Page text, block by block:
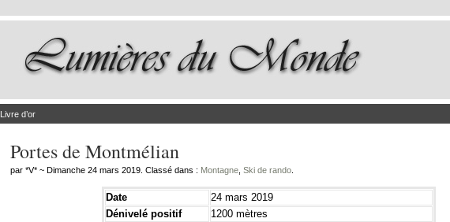
Livre d’or
Portes de Montmélian
par *V* ~ Dimanche 24 mars 2019. Classé dans : Montagne Ski de rando
Date
24 mars 2019
Dénivelé positif
1200 mètres